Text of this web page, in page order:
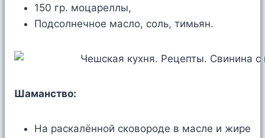
150 гр. моцареллы,
Подсолнечное масло, соль, тимьян.
Шаманство:
На раскалённой сковороде в масле и жире